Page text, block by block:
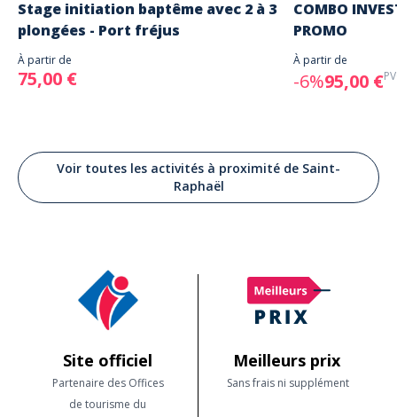
Stage initiation baptême avec 2 à 3
plongées - Port fréjus
À partir de
75,00 €
COMBO
PROMO
À partir de
-6%95,00 €
Voir toutes les activités à proximité de Saint-
Raphaël
Site officiel
Partenaire des Offices
de tourisme du
Meilleurs prix
Sans frais ni supplément